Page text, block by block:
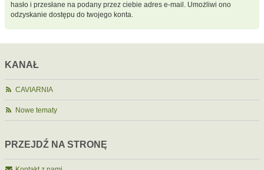
hasło i przesłane na podany przez ciebie adres e-mail. Umożliwi ono
odzyskanie dostępu do twojego konta.
KANAŁ
CAVIARNIA
Nowe tematy
PRZEJDŹ NA STRONĘ